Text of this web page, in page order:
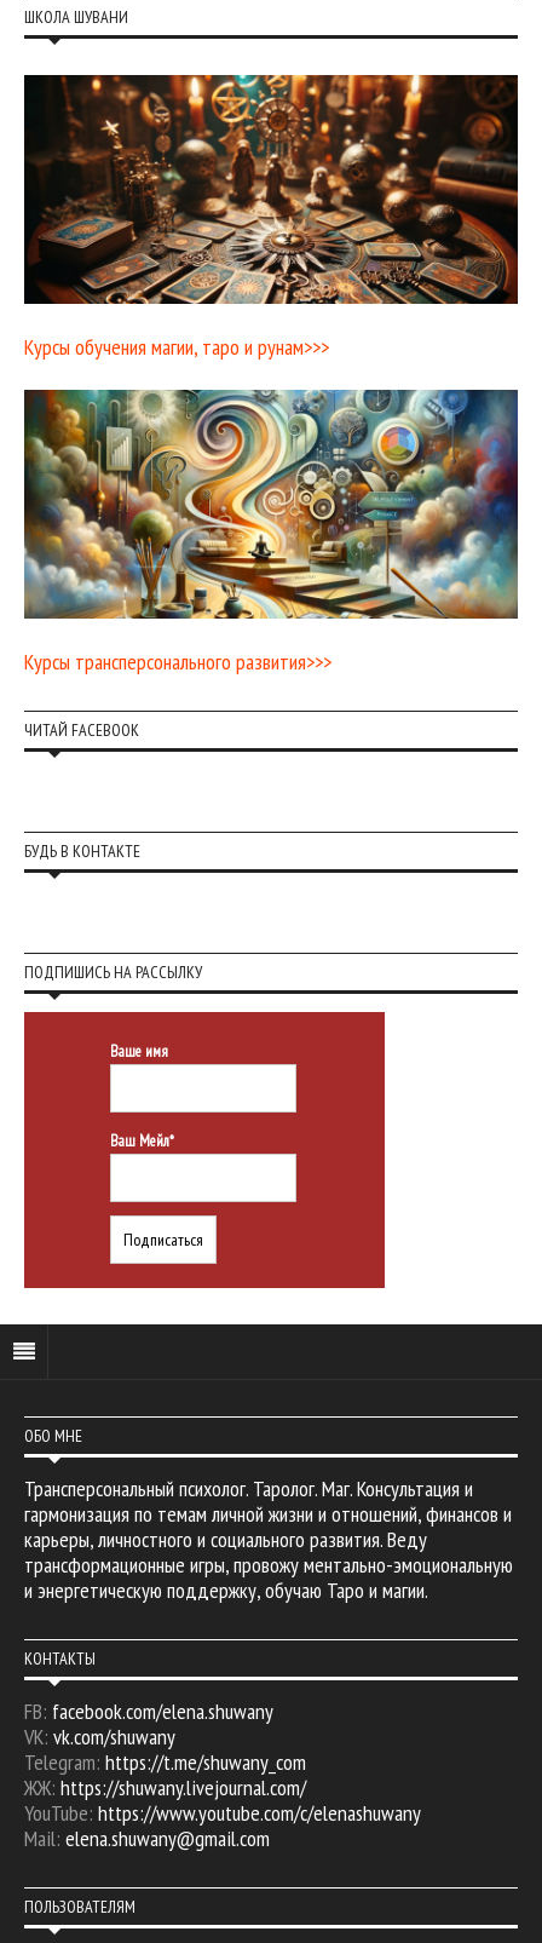
ШКОЛА ШУВАНИ
Курсы обучения магии, таро и рунам>>>
Курсы трансперсонального развития>>>
ЧИТАЙ FACEBOOK
БУДЬ В КОНТАКТЕ
ПОДПИШИСЬ НА РАССЫЛКУ
Ваше имя
Ваш Мейл*
ОБО МНЕ
Трансперсональный психолог. Таролог. Маг. Консультация и
гармонизация по темам личной жизни и отношений, финансов и
карьеры, личностного и социального развития. Веду
трансформационные игры, провожу ментально-эмоциональную
и энергетическую поддержку, обучаю Таро и магии.
КОНТАКТЫ
FB: facebook.com/elena.shuwany
VK: vk.com/shuwany
Telegram: https://t.me/shuwany_com
ЖЖ: https://shuwany.livejournal.com/
YouTube: https://www.youtube.com/c/elenashuwany
Mail: elena.shuwany@gmail.com
ПОЛЬЗОВАТЕЛЯМ